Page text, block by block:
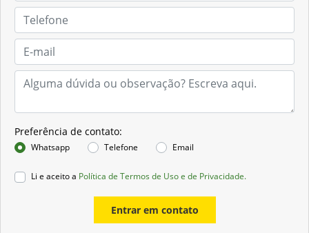
Preferência de contato:
Whatsapp Telefone Email
Li e aceito a Política de Termos de Uso e de Privacidade.
Entrar em contato